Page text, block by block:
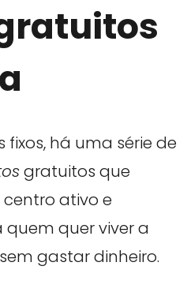
há uma série de
gratuitos que
ativo e
quer viver a
gastar dinheiro.